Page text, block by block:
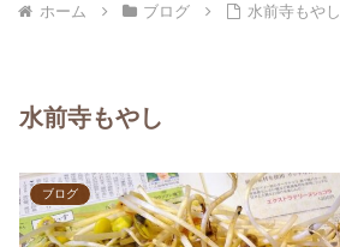
ホーム ブログ 水前寺もやし
水前寺もやし
ブログ